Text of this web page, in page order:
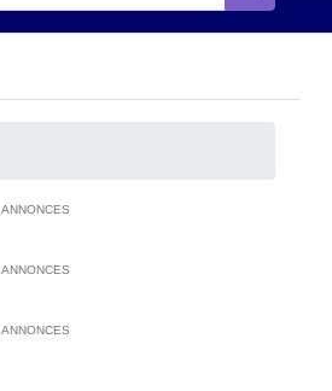
ANNONCES
ANNONCES
ANNONCES